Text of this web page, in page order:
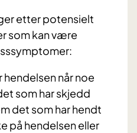
etter potensielt
som kan være
når noe
som har skjedd
det som har hendt
på hendelsen eller